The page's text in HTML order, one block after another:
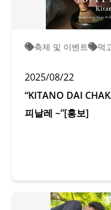
축제 및 이벤트 먹
2025/08/22
“KITANO DAI
피날레 ~”[홍보]